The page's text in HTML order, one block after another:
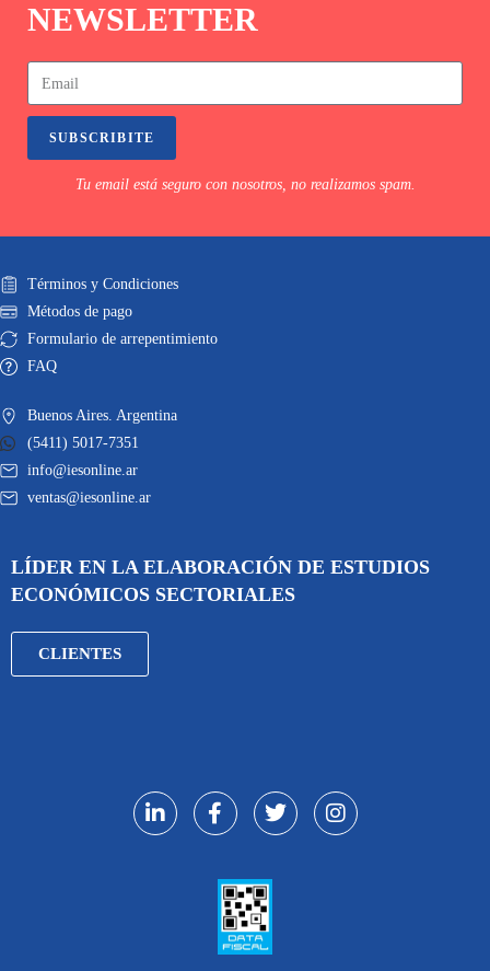
NEWSLETTER
SUBSCRIBITE
Tu email está seguro con nosotros, no realizamos spam.
Términos y Condiciones
Métodos de pago
Formulario de arrepentimiento
FAQ
Buenos Aires. Argentina
(5411) 5017-7351
info@iesonline.ar
ventas@iesonline.ar
LÍDER EN LA ELABORACIÓN DE ESTUDIOS
ECONÓMICOS SECTORIALES
CLIENTES